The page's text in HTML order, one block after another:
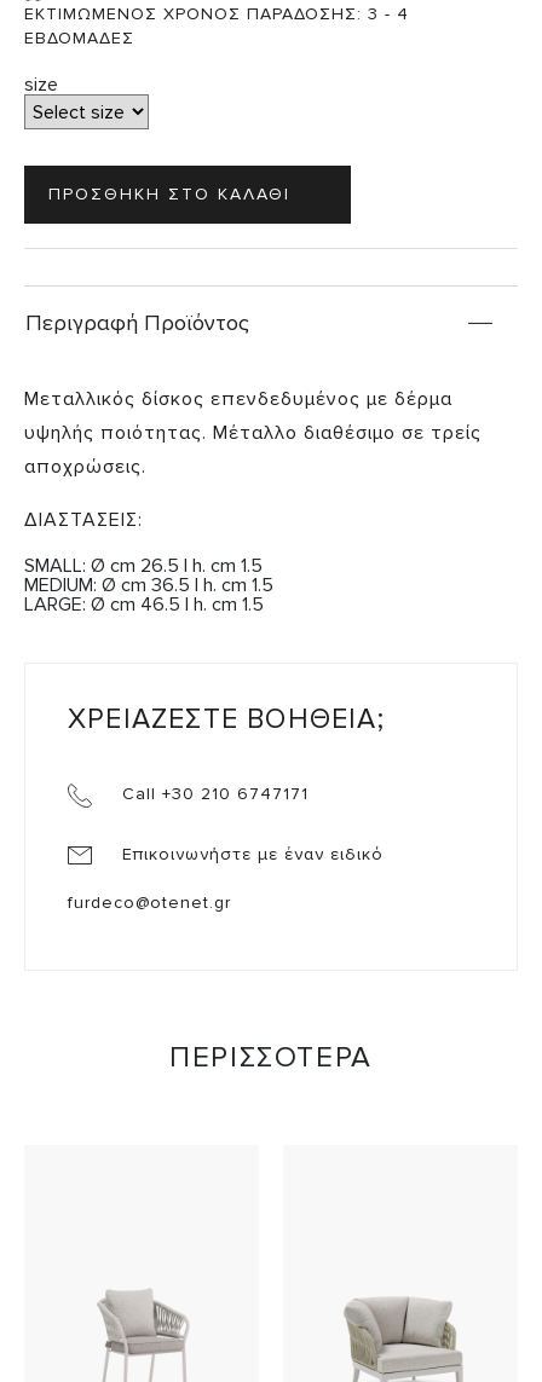
ΕΚΤΙΜΩΜΕΝΟΣ ΧΡΟΝΟΣ ΠΑΡΑΔΟΣΗΣ: 3 - 4
ΕΒΔΟΜΑΔΕΣ
size
Περιγραφή Προϊόντος
Μεταλλικός δίσκος επενδεδυμένος με δέρμα
υψηλής ποιότητας. Μέταλλο διαθέσιμο σε τρείς
αποχρώσεις.
ΔΙΑΣΤΑΣΕΙΣ:
SMALL: Ø cm 26.5 | h. cm 1.5
MEDIUM: Ø cm 36.5 | h. cm 1.5
LARGE: Ø cm 46.5 | h. cm 1.5
ΧΡΕΙΑΖΕΣΤΕ ΒΟΗΘΕΙΑ;
Call +30 210 6747171
Επικοινωνήστε με έναν ειδικό
furdeco@otenet.gr
ΠΕΡΙΣΣΟΤΕΡΑ